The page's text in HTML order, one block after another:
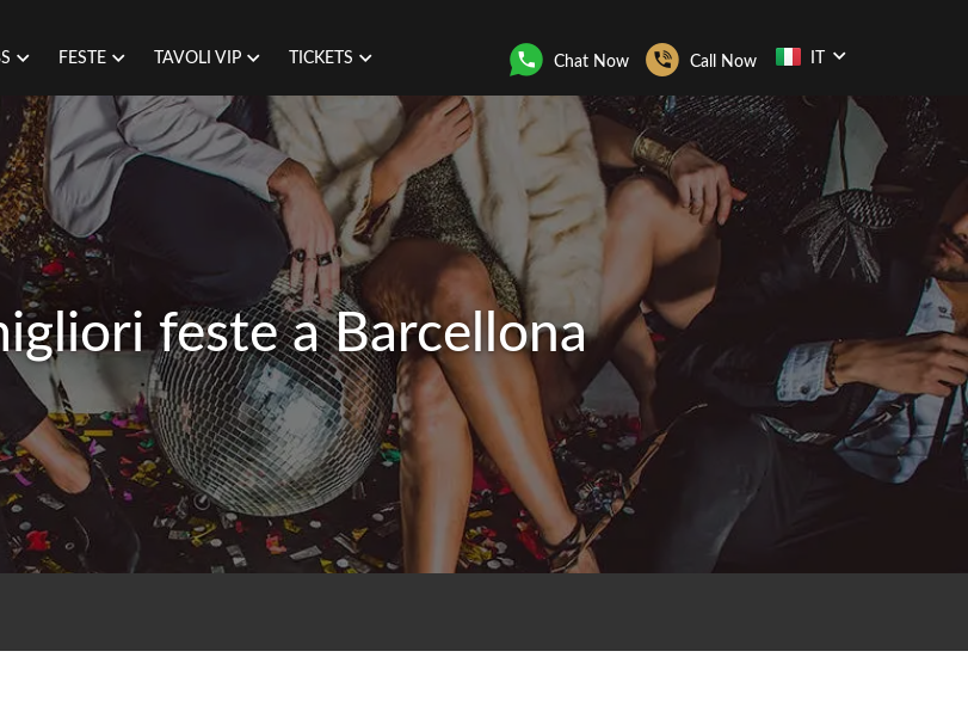
FESTE TAVOLI VIP TICKETS Chat Now Call Now
feste a Barcellona